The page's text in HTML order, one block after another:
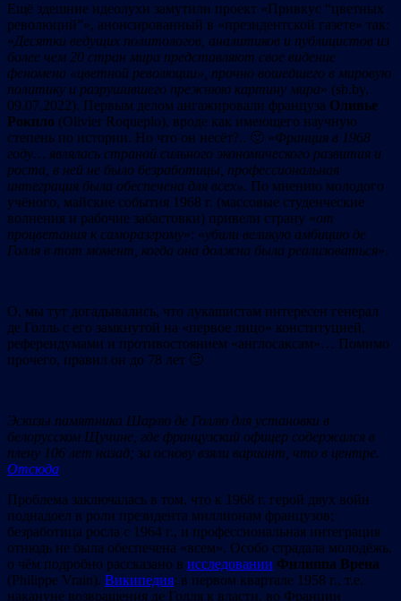
Ещё здешние идеолухи замутили проект «Привкус “цветных
революций”», анонсированный в «президентской газете» так:
«Десятки ведущих политологов, аналитиков и публицистов из
более чем 20 стран мира представляют свое видение
феномена «цветной революции», прочно вошедшего в мировую
политику и разрушившего прежнюю картину мира» (sb.by,
09.07.2022). Первым делом ангажировали француза Оливье
Рокпло (Olivier Roqueplo), вроде как имеющего научную
степень по иcтории. Но что он несёт?.. 🙂 «Франция в 1968
году… являлась страной сильного экономического развития и
роста, в ней не было безработицы, профессиональная
интеграция была обеспечена для всех». По мнению молодого
учёного, майские события 1968 г. (массовые студенческие
волнения и рабочие забастовки) привели страну «от
процветания к саморазгрому»: «убили великую амбицию де
Голля в тот момент, когда она должна была реализоваться».
О, мы тут догадывались, что лукашистам интересен генерал
де Голль с его замкнутой на «первое лицо» конституцией,
референдумами и противостоянием «англосаксам»… Помимо
прочего, правил он до 78 лет 🙂
Эскизы памятника Шарлю де Голлю для установки в
белорусском Щучине, где французский офицер содержался в
плену 106 лет назад; за основу взяли вариант, что в центре.
Отсюда
Проблема заключалась в том, что к 1968 г. герой двух войн
поднадоел в роли президента миллионам французов;
безработица росла с 1964 г., и профессиональная интеграция
отнюдь не была обеспечена «всем». Особо страдала молодёжь,
о чём подробно рассказано в исследовании Филиппа Врена
(Philippe Vrain). Википедия: в первом квартале 1958 г., т.е.
накануне возвращения де Голля к власти, во Франции